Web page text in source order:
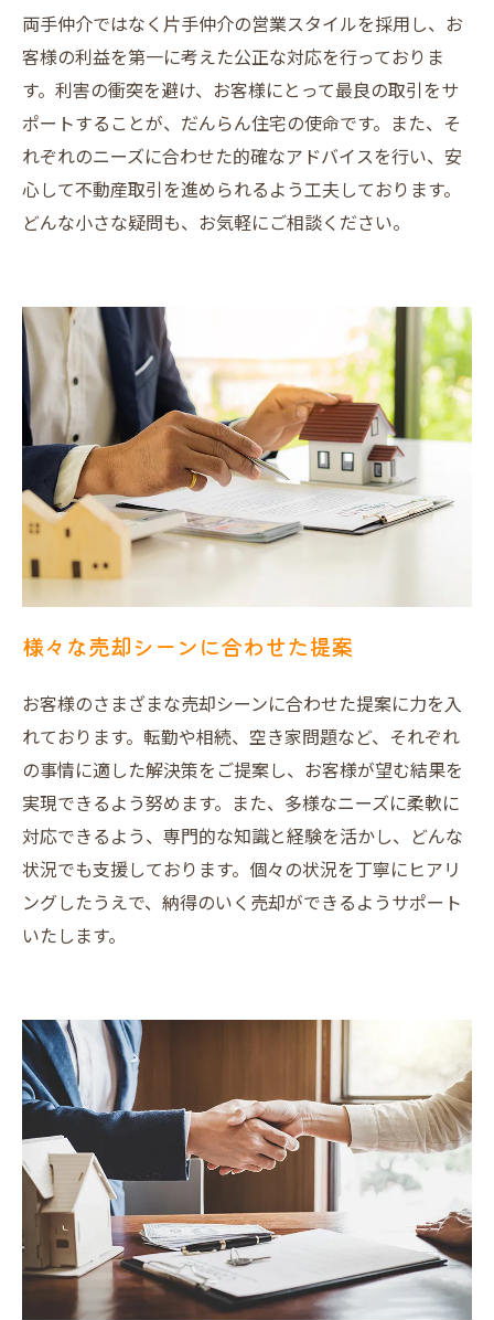
両手仲介ではなく片手仲介の営業スタイルを採用し、お
客様の利益を第一に考えた公正な対応を行っておりま
す。利害の衝突を避け、お客様にとって最良の取引をサ
ポートすることが、だんらん住宅の使命です。また、そ
れぞれのニーズに合わせた的確なアドバイスを行い、安
心して不動産取引を進められるよう工夫しております。
どんな小さな疑問も、お気軽にご相談ください。
様々な売却シーンに合わせた提案
お客様のさまざまな売却シーンに合わせた提案に力を入
れております。転勤や相続、空き家問題など、それぞれ
の事情に適した解決策をご提案し、お客様が望む結果を
実現できるよう努めます。また、多様なニーズに柔軟に
対応できるよう、専門的な知識と経験を活かし、どんな
状況でも支援しております。個々の状況を丁寧にヒアリ
ングしたうえで、納得のいく売却ができるようサポート
いたします。